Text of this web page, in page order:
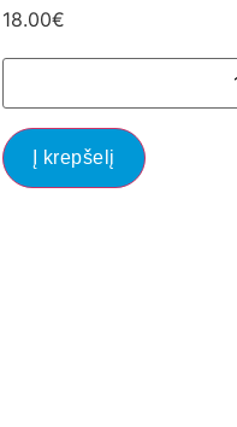
18.00€
Į krepšelį